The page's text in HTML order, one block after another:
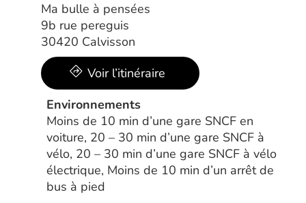
Ma bulle à pensées
9b rue pereguis
30420 Calvisson
Voir l’itinéraire
Environnements
Moins de 10 min d’une gare SNCF en
voiture, 20 – 30 min d’une gare SNCF à
vélo, 20 – 30 min d’une gare SNCF à vélo
électrique, Moins de 10 min d’un arrêt de
bus à pied